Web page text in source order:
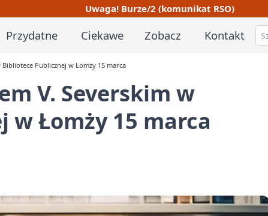
Uwaga! Burze/2 (komunikat RSO)
Przydatne Ciekawe Zobacz Kontakt
Publicznej w Łomży 15 marca
V. Severskim w
w Łomży 15 marca